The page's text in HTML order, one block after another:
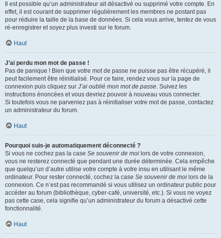
Il est possible qu’un administrateur ait désactivé ou supprimé votre compte. En
effet, il est courant de supprimer régulièrement les membres ne postant pas
pour réduire la taille de la base de données. Si cela vous arrive, tentez de vous
ré-enregistrer et soyez plus investi sur le forum.
Haut
J’ai perdu mon mot de passe !
Pas de panique ! Bien que votre mot de passe ne puisse pas être récupéré, il
peut facilement être réinitialisé. Pour ce faire, rendez vous sur la page de
connexion puis cliquez sur J’ai oublié mon mot de passe. Suivez les
instructions énoncées et vous devriez pouvoir à nouveau vous connecter.
Si toutefois vous ne parveniez pas à réinitialiser votre mot de passe, contactez
un administrateur du forum.
Haut
Pourquoi suis-je automatiquement déconnecté ?
Si vous ne cochez pas la case Se souvenir de moi lors de votre connexion,
vous ne resterez connecté que pendant une durée déterminée. Cela empêche
que quelqu’un d’autre utilise votre compte à votre insu en utilisant le même
ordinateur. Pour rester connecté, cochez la case Se souvenir de moi lors de la
connexion. Ce n’est pas recommandé si vous utilisez un ordinateur public pour
accéder au forum (bibliothèque, cyber-café, université, etc.). Si vous ne voyez
pas cette case, cela signifie qu’un administrateur du forum a désactivé cette
fonctionnalité.
Haut